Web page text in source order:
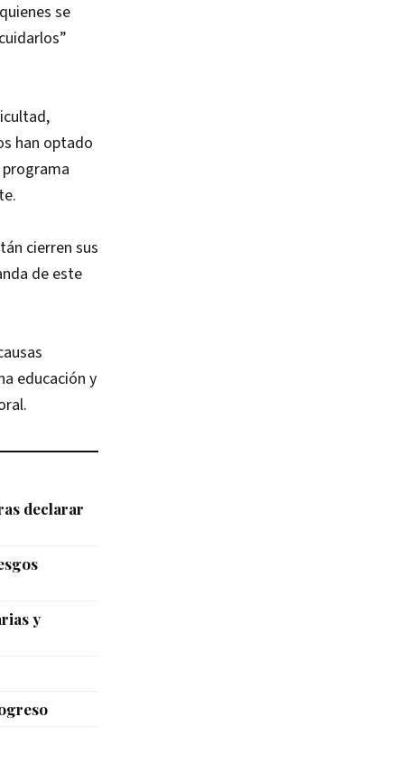
se
han optado
cierren sus
de este
educación y
declarar
y